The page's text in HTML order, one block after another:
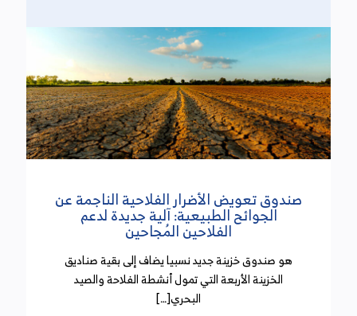
الأخير الذي انعقد بتاريخ 18 سبتمبر 2024 وخصص
للنظر في تقرير تنفيذ ميزانية الدولة إلى موفى السداسي
الأول من سنة 2024 أن الضغط الجبائي أدى إلى الإضرار
بالمؤسسات. وتطرق عدد من النواب خلال الجلسة إلى
مسألة الفائض الذي تم تحقيقه في الموارد الجبائية
وبينوا أنه ناتج أساسا عن العفو الجبائي.
أمر يتعلّق بطرح خطايا التأخير المستوجبة بعنوان
اشتراكات أنظمة الضمان الاجتماعي ونظام التعويض عن
الأضرار الحاصلة بسبب حوادث الشغل والأمراض المهنية.
صندوق تعويض الأضرار الفلاحية الناجمة عن
الجوائح الطبيعية: آلية جديدة لدعم
الفلاحين المُجاحين
هو صندوق خزينة جديد نسبيا يضاف إلى بقية صناديق
الخزينة الأربعة التي تمول أنشطة الفلاحة والصيد
البحري[…]